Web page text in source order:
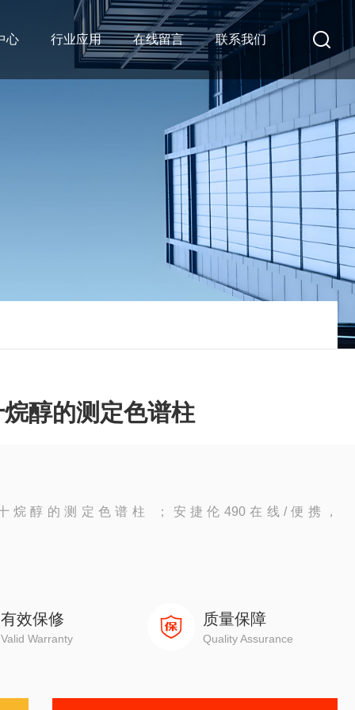
心 行业应用 在线留言 联系我们
醇的测定色谱柱
烷醇的测定色谱柱 ；安捷伦490在线/便携，
有效保修
Valid Warranty
质量保障
Quality Assurance